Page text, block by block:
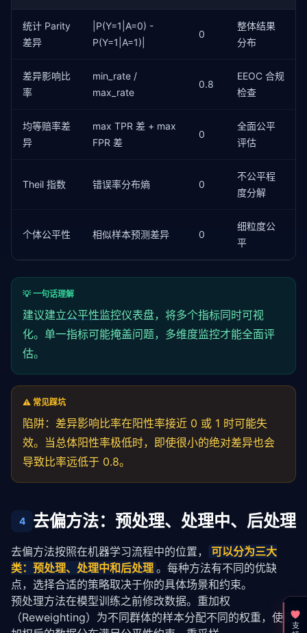
统计 Parity
差异
|P(Y=1|A=0) -
P(Y=1|A=1)|
0
整体结果
分布
差异影响比
率
min_rate /
max_rate
0.8
EEOC 合规
检查
均等赔率差
异
max TPR 差 + max
FPR 差
0
全面公平
评估
Theil 指数 错误率分布熵 0
不公平程
度分解
个体公平性 相似样本预测差异 0
细粒度公
平
💡 一句话理解
建议建立公平性监控仪表盘，将多个指标同时可视
化。单一指标可能掩盖问题，多维度监控才能全面评
估。
⚠️ 常见踩坑
陷阱：差异影响比率在阳性率接近 0 或 1 时可能失
效。当总体阳性率极低时，即使很小的绝对差异也会
导致比率远低于 0.8。
4 去偏方法：预处理、处理中、后处理
去偏方法按照在机器学习流程中的位置，
可以分为三大
类：预处理、处理中和后处理 。每种方法有不同的优缺
点，选择合适的策略取决于你的具体场景和约束。
预处理方法在模型训练之前修改数据。重加权
（Reweighting）为不同群体的样本分配不同的权重，使得